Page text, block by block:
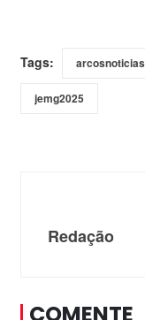
Tags: arcosnoticias
jemg2025
Redação